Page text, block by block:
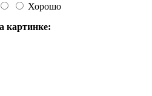
Хорошо
картинке: